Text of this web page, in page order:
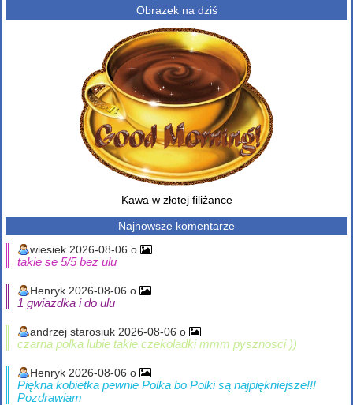
Obrazek na dziś
Kawa w złotej filiżance
Najnowsze komentarze
wiesiek 2026-08-06 o
takie se 5/5 bez ulu
Henryk 2026-08-06 o
1 gwiazdka i do ulu
andrzej starosiuk 2026-08-06 o
czarna polka lubie takie czekoladki mmm pysznosci ))
Henryk 2026-08-06 o
Piękna kobietka pewnie Polka bo Polki są najpiękniejsze!!!
Pozdrawiam